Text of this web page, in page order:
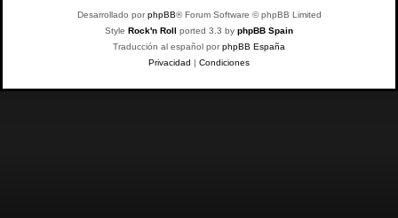
Desarrollado porphpBB® Forum Software © phpBB Limited
Style Rock'n Roll ported 3.3 by phpBB Spain
Traducción al español porphpBB España
Privacidad | Condiciones